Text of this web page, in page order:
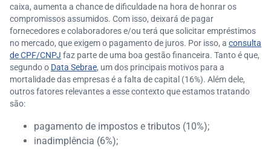
caixa, aumenta a chance de dificuldade na hora de honrar os
compromissos assumidos. Com isso, deixará de pagar
fornecedores e colaboradores e/ou terá que solicitar empréstimos
no mercado, que exigem o pagamento de juros. Por isso, a consulta
de CPF/CNPJ faz parte de uma boa gestão financeira. Tanto é que,
segundo o Data Sebrae, um dos principais motivos para a
mortalidade das empresas é a falta de capital (16%). Além dele,
outros fatores relevantes a esse contexto que estamos tratando
são:
pagamento de impostos e tributos (10%);
inadimplência (6%);